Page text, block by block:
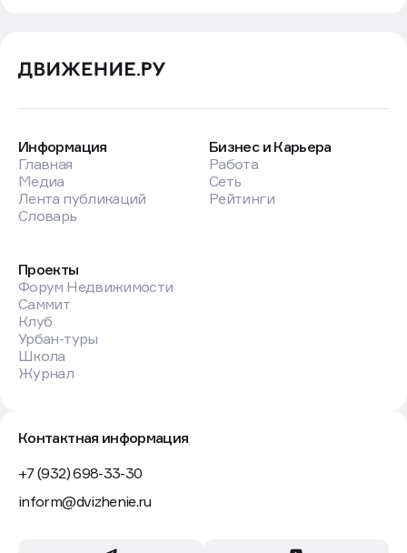
Информация
Главная
Медиа
Лента публикаций
Словарь
Бизнес и Карьера
Работа
Сеть
Рейтинги
Проекты
Форум Недвижимости
Саммит
Клуб
Урбан-туры
Школа
Журнал
Контактная информация
+7 (932) 698-33-30
inform@dvizhenie.ru